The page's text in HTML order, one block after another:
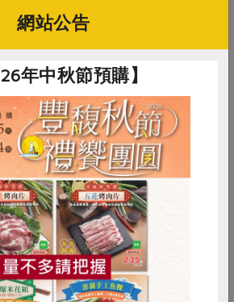
堆置現況，減廢議題刻不容緩。
成就綠色永續
尤其在面臨2050年淨零排放的挑戰
發展之間的兩難更加凸顯。我們秉持
透過家創客Homemaker 環境教育推
食譜 減硝酸鹽
安 共同購買
網站公告
年中秋節預購】